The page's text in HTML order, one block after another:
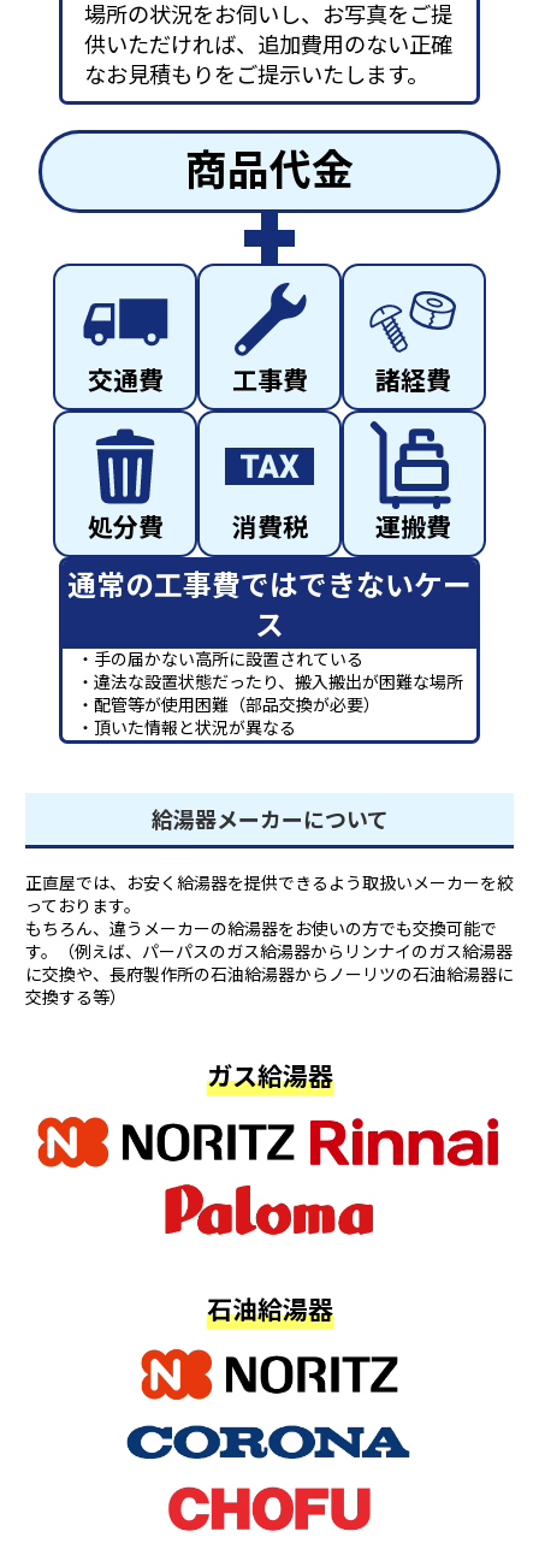
場所の状況をお伺いし、お写真をご提
供いただければ、追加費用のない正確
なお見積もりをご提示いたします。
商品代金
交通費 工事費 諸経費
処分費 消費税 運搬費
通常の工事費ではできないケー
ス
・手の届かない高所に設置されている
・違法な設置状態だったり、搬入搬出が困難な場所
・配管等が使用困難（部品交換が必要）
・頂いた情報と状況が異なる
給湯器メーカーについて
正直屋では、お安く給湯器を提供できるよう取扱いメーカーを絞
っております。
もちろん、違うメーカーの給湯器をお使いの方でも交換可能で
す。（例えば、パーパスのガス給湯器からリンナイのガス給湯器
に交換や、長府製作所の石油給湯器からノーリツの石油給湯器に
交換する等）
ガス給湯器
石油給湯器